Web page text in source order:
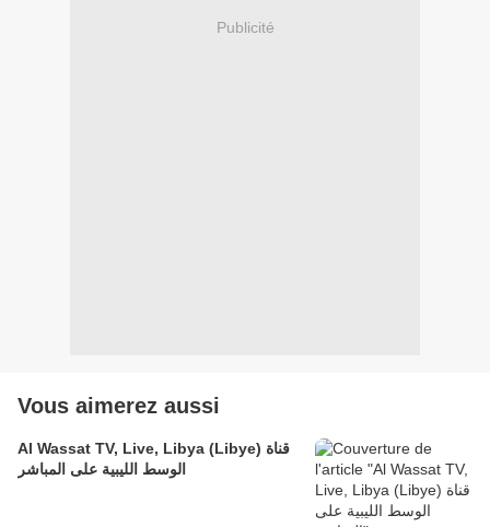
Publicité
Vous aimerez aussi
Al Wassat TV, Live, Libya (Libye) قناة
الوسط الليبية على المباشر